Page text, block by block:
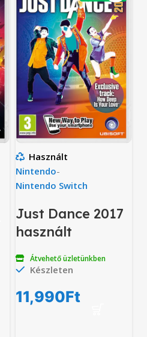
Használt
Nintendo-
Nintendo Switch
Just Dance 2017
használt
Átvehető üzletünkben
Készleten
11,990Ft